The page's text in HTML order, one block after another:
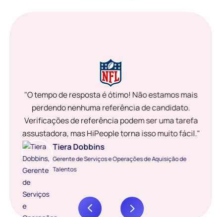
"O tempo de resposta é ótimo! Não estamos mais
perdendo nenhuma referência de candidato.
Verificações de referência podem ser uma tarefa
assustadora, mas HiPeople torna isso muito fácil."
Tiera Dobbins
Gerente de Serviços e Operações de Aquisição de
Talentos